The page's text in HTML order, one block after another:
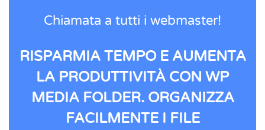
Chiamata a tutti i webmaster!
RISPARMIA TEMPO E AUMENTA
LA PRODUTTIVITÀ CON WP
MEDIA FOLDER. ORGANIZZA
FACILMENTE I FILE